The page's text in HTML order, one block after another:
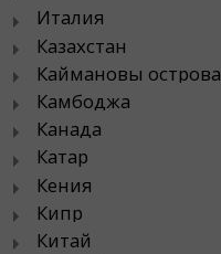
Италия
Казахстан
Каймановы острова
Камбоджа
Канада
Катар
Кения
Кипр
Китай